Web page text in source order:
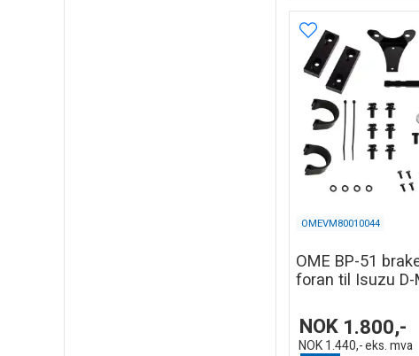
OMEVM80010044
OME BP-51
foran til Isuzu
NOK 1.800,-
NOK 1.440,-eks. mva